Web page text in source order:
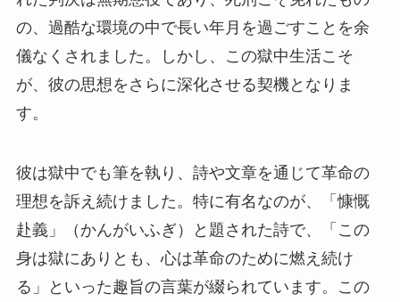
の、過酷な環境の中で長い年月を過ごすことを余
儀なくされました。しかし、この獄中生活こそ
が、彼の思想をさらに深化させる契機となりま
す。
彼は獄中でも筆を執り、詩や文章を通じて革命の
理想を訴え続けました。特に有名なのが、「慷慨
赴義」（かんがいふぎ）と題された詩で、「この
身は獄にありとも、心は革命のために燃え続け
る」といった趣旨の言葉が綴られています。この